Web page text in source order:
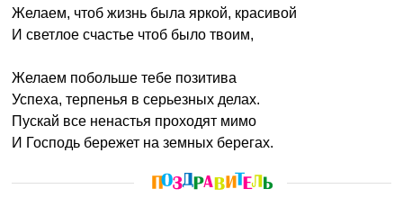
Желаем, чтоб жизнь была яркой, красивой
И светлое счастье чтоб было твоим,
Желаем побольше тебе позитива
Успеха, терпенья в серьезных делах.
Пускай все ненастья проходят мимо
И Господь бережет на земных берегах.